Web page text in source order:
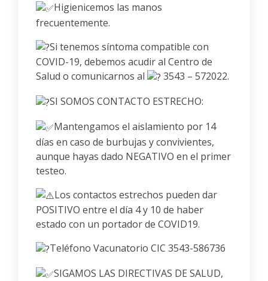
Higienicemos las manos
frecuentemente.
Si tenemos síntoma compatible con
COVID-19, debemos acudir al Centro de
Salud o comunicarnos al
3543 – 572022.
SI SOMOS CONTACTO ESTRECHO:
Mantengamos el aislamiento por 14
días en caso de burbujas y convivientes,
aunque hayas dado NEGATIVO en el primer
testeo.
Los contactos estrechos pueden dar
POSITIVO entre el día 4 y 10 de haber
estado con un portador de COVID19.
Teléfono Vacunatorio CIC 3543-586736
SIGAMOS LAS DIRECTIVAS DE SALUD,